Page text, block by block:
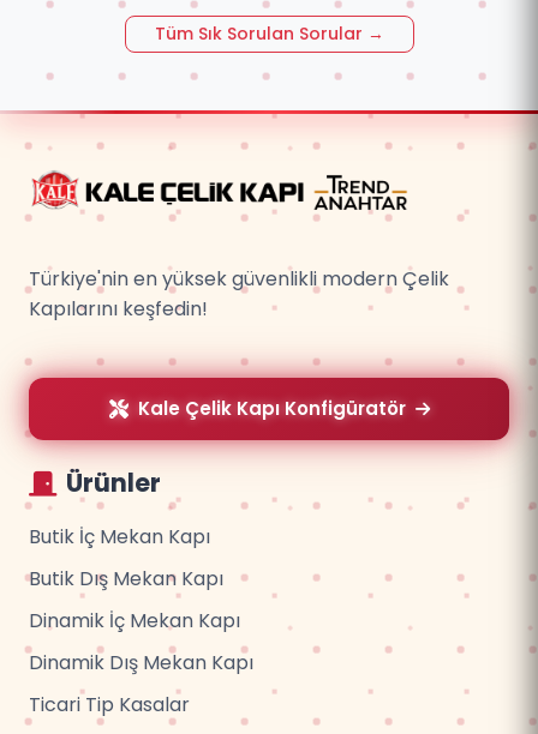
Tüm Sık Sorulan Sorular →
Türkiye'nin en yüksek güvenlikli modern Çelik
Kapılarını keşfedin!
Kale Çelik Kapı Konfigüratör
Ürünler
Butik İç Mekan Kapı
Butik Dış Mekan Kapı
Dinamik İç Mekan Kapı
Dinamik Dış Mekan Kapı
Ticari Tip Kasalar